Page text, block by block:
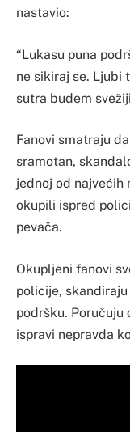
nastavio:
“Lukasu puna
ne sikiraj se. Ljubi
sutra budem
Fanovi smatraju
sramotan,
jednoj od najvećih
okupili ispred
pevača.
Okupljeni fanovi
policije,
podršku. Poručuju
ispravi nepravda